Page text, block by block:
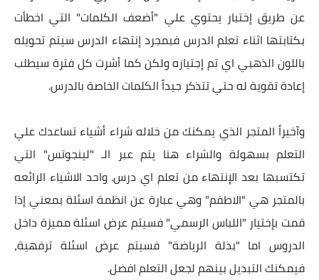
عن طريق إختبار يحتوي علي "أضعف الكلمات" التي اخطأت
بكتابتها اثناء تعلم الدرس فبمجرد إنتهاء الدرس سيتم تحويله
باللون الذهبي اي تم إجتيازه ولكن كما أشرت كل فترة سيطلب
إعادة تقوية له حتي تتذكر جيداً الكلمات الخاصة بالدرس.
وآخيراً المتجر الذي يمكنك من خلاله شراء أشياء تساعدك علي
التعلم بسهولة والشراء هنا يتم عبر الـ "لينجوتس" التي
تكتسبها بعد الإنتهاء من تعلم اي درس. واحد الاشياء الرائعه
بالمتجر هي "الاطقم" وهي عبارة عن انظمة اسئلة بمعني إذا
قمت بإختيار "اللباس الرسمي" فسيتم عرض اسئلة مميزة داخل
الدروس اما "بذلة الرياضة" فسيتم عرض اسئلة ترفهية،
فيمكنك التبديل بينهم لجعل التعلم افضل.